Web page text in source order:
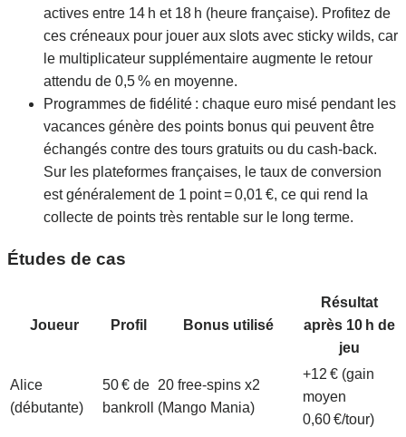
actives entre 14 h et 18 h (heure française). Profitez de
ces créneaux pour jouer aux slots avec sticky wilds, car
le multiplicateur supplémentaire augmente le retour
attendu de 0,5 % en moyenne.
Programmes de fidélité : chaque euro misé pendant les
vacances génère des points bonus qui peuvent être
échangés contre des tours gratuits ou du cash‑back.
Sur les plateformes françaises, le taux de conversion
est généralement de 1 point = 0,01 €, ce qui rend la
collecte de points très rentable sur le long terme.
Études de cas
Joueur Profil Bonus utilisé
Résultat
après 10 h de
jeu
Alice
(débutante)
50 € de
bankroll
20 free‑spins x2
(Mango Mania)
+12 € (gain
moyen
0,60 €/tour)